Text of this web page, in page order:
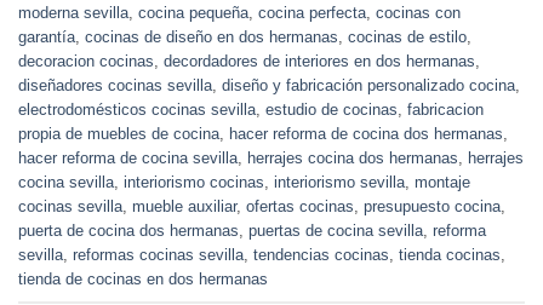
moderna sevilla, cocina pequeña, cocina perfecta, cocinas con
garantía, cocinas de diseño en dos hermanas, cocinas de estilo,
decoracion cocinas, decordadores de interiores en dos hermanas,
diseñadores cocinas sevilla, diseño y fabricación personalizado cocina,
electrodomésticos cocinas sevilla, estudio de cocinas, fabricacion
propia de muebles de cocina, hacer reforma de cocina dos hermanas,
hacer reforma de cocina sevilla, herrajes cocina dos hermanas, herrajes
cocina sevilla, interiorismo cocinas, interiorismo sevilla, montaje
cocinas sevilla, mueble auxiliar, ofertas cocinas, presupuesto cocina,
puerta de cocina dos hermanas, puertas de cocina sevilla, reforma
sevilla, reformas cocinas sevilla, tendencias cocinas, tienda cocinas,
tienda de cocinas en dos hermanas